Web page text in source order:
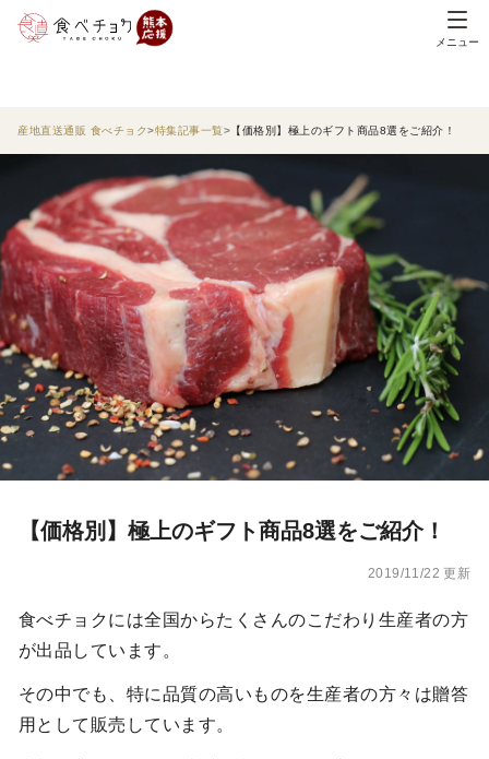
メニュー
産地直送通販 食べチョク 特集記事一覧 【価格別】極上のギフト商品8選をご紹介！
【価格別】極上のギフト商品8選をご紹介！
2019/11/22 更新
食べチョクには全国からたくさんのこだわり生産者の方
が出品しています。
その中でも、特に品質の高いものを生産者の方々は贈答
用として販売しています。